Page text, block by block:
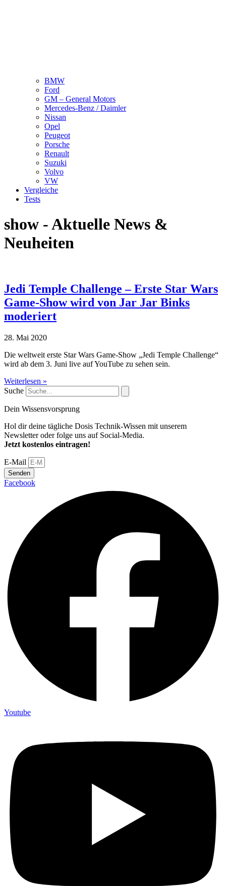
BMW
Ford
GM – General Motors
Mercedes-Benz / Daimler
Nissan
Opel
Peugeot
Porsche
Renault
Suzuki
Volvo
VW
Vergleiche
Tests
show - Aktuelle News &
Neuheiten
Jedi Temple Challenge – Erste Star Wars
Game-Show wird von Jar Jar Binks
moderiert
28. Mai 2020
Die weltweit erste Star Wars Game-Show „Jedi Temple Challenge“
wird ab dem 3. Juni live auf YouTube zu sehen sein.
Weiterlesen »
Suche
Dein Wissensvorsprung
Hol dir deine tägliche Dosis Technik-Wissen mit unserem
Newsletter oder folge uns auf Social-Media.
Jetzt kostenlos eintragen!
E-Mail
Senden
Facebook
Youtube